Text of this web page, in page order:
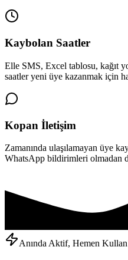
Kaybolan Saatler
Elle SMS, Excel tablosu, kağıt
saatler yeni üye kazanmak için
Kopan İletişim
Zamanında ulaşılamayan üye
WhatsApp bildirimleri olmadan
Anında Aktif, Hemen